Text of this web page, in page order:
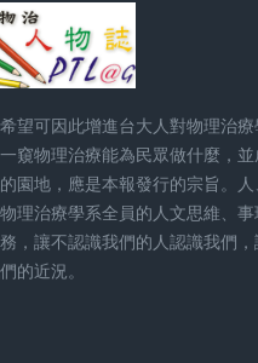
望可因此增進台大人對物理治
窺物理治療能為民眾做什麼，
園地，應是本報發行的宗旨。
理治療學系全員的人文思維、
，讓不認識我們的人認識我們
的近況。